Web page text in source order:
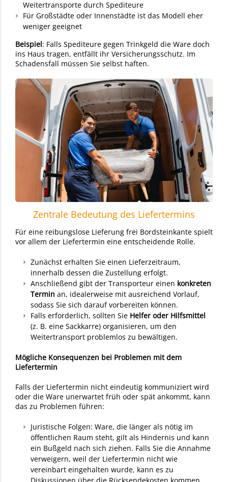
Weitertransporte durch Spediteure
Für Großstädte oder Innenstädte ist das Modell eher
weniger geeignet
Beispiel: Falls Spediteure gegen Trinkgeld die Ware doch
ins Haus tragen, entfällt ihr Versicherungsschutz. Im
Schadensfall müssen Sie selbst haften.
Zentrale Bedeutung des Liefertermins
Für eine reibungslose Lieferung frei Bordsteinkante spielt
vor allem der Liefertermin eine entscheidende Rolle.
Zunächst erhalten Sie einen Lieferzeitraum,
innerhalb dessen die Zustellung erfolgt.
Anschließend gibt der Transporteur einen konkreten
Termin an, idealerweise mit ausreichend Vorlauf,
sodass Sie sich darauf vorbereiten können.
Falls erforderlich, sollten Sie Helfer oder Hilfsmittel
(z. B. eine Sackkarre) organisieren, um den
Weitertransport problemlos zu bewältigen.
Mögliche Konsequenzen bei Problemen mit dem
Liefertermin
Falls der Liefertermin nicht eindeutig kommuniziert wird
oder die Ware unerwartet früh oder spät ankommt, kann
das zu Problemen führen:
Juristische Folgen: Ware, die länger als nötig im
öffentlichen Raum steht, gilt als Hindernis und kann
ein Bußgeld nach sich ziehen. Falls Sie die Annahme
verweigern, weil der Liefertermin nicht wie
vereinbart eingehalten wurde, kann es zu